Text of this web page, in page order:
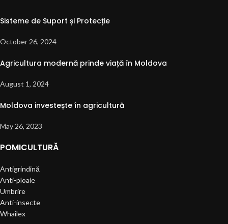
Sisteme de Suport și Protecție
October 26, 2024
Agricultura modernă prinde viață în Moldova
August 1, 2024
Moldova investește în agricultură
May 26, 2023
POMICULTURĂ
Antigrindină
Anti-ploaie
Umbrire
Anti-insecte
Whailex